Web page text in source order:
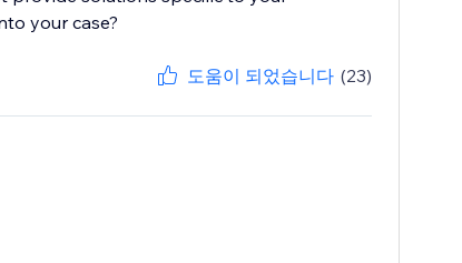
your case?
도움이 되었습니다 (23)